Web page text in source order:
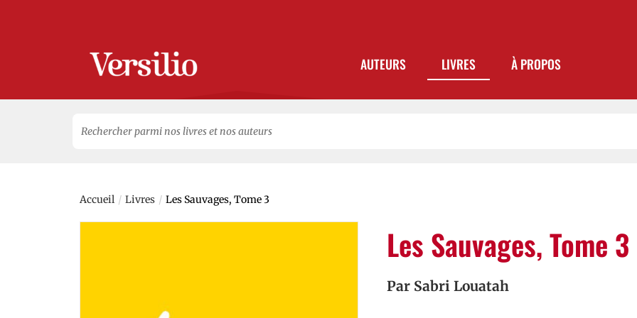
AUTEURS LIVRES À PROPOS
for:
Accueil / Livres / Les Sauvages, Tome 3
Les Sauvages, Tome 3
Par Sabri Louatah